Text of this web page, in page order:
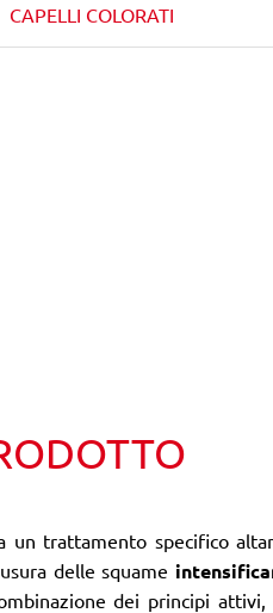
CAPELLI COLORATI
un trattamento specifico
delle squame
dei principi